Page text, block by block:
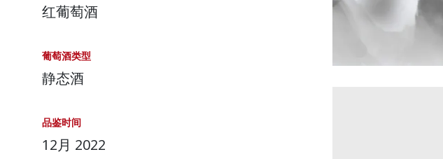
红葡萄酒
葡萄酒类型
静态酒
品鉴时间
12月 2022